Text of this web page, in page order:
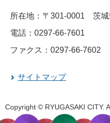
所在地：〒301-0001 茨城
電話：0297-66-7601
ファクス：0297-66-7602
サイトマップ
Copyright © RYUGASAKI CITY.